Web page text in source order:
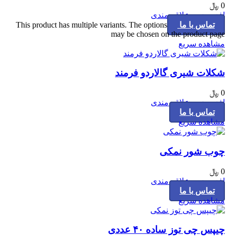
0 ﷼
افزودن به علاقه مندی
تماس با ما
This product has multiple variants. The options
may be chosen on the product page
مشاهده سریع
شکلات شیری گالاردو فرمند
0 ﷼
افزودن به علاقه مندی
تماس با ما
مشاهده سریع
چوب شور نمکی
0 ﷼
افزودن به علاقه مندی
تماس با ما
مشاهده سریع
چیپس چی توز ساده ۴۰ عددی